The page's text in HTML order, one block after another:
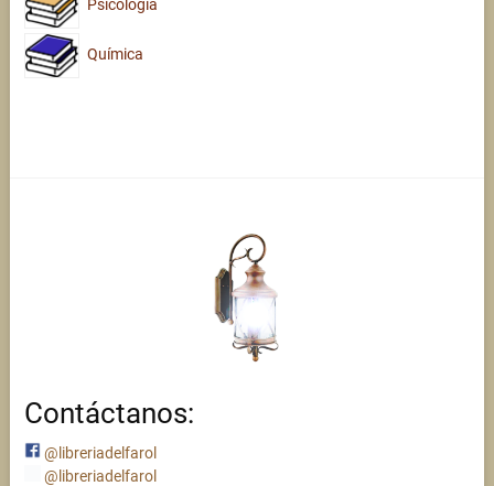
Psicología
Química
Contáctanos:
@libreriadelfarol
@libreriadelfarol